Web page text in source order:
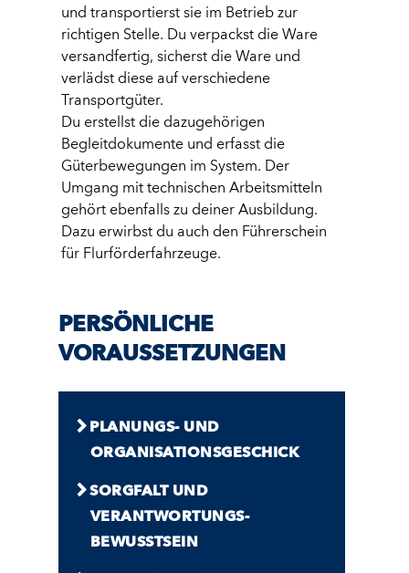
und transportierst sie im Betrieb zur
richtigen Stelle. Du verpackst die Ware
versandfertig, sicherst die Ware und
verlädst diese auf verschiedene
Transportgüter.
Du erstellst die dazugehörigen
Begleitdokumente und erfasst die
Güterbewegungen im System. Der
Umgang mit technischen Arbeitsmitteln
gehört ebenfalls zu deiner Ausbildung.
Dazu erwirbst du auch den Führerschein
für Flurförderfahrzeuge.
PERSÖNLICHE
VORAUSSETZUNGEN
PLANUNGS- UND
ORGANISATIONS­GESCHICK
SORGFALT UND
VERANTWORTUNGS­
BEWUSSTSEIN